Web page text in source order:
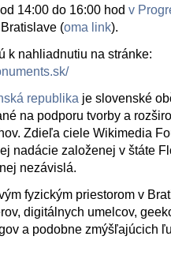
14:00 do 16:00 hod v
(oma link).
k nahliadnutiu na stránke:
republika je slovenské
na podporu tvorby a
Zdieľa ciele Wikimedia
nadácie založenej v štáte
nezávislá.
fyzickým priestorom v
digitálnych umelcov,
a podobne zmýšľajúcich